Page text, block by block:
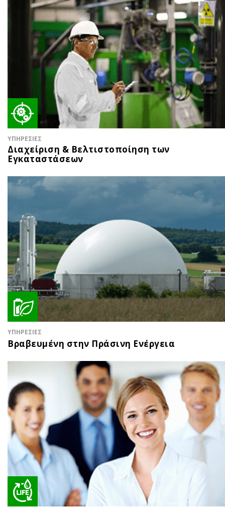
ΥΠΗΡΕΣΙΕΣ
Διαχείριση & Βελτιστοποίηση των
Εγκαταστάσεων
ΥΠΗΡΕΣΙΕΣ
Βραβευμένη στην Πράσινη Ενέργεια